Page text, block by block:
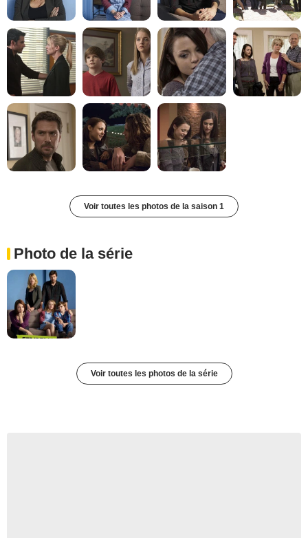
Voir toutes les photos de la saison 1
Photo de la série
Voir toutes les photos de la série